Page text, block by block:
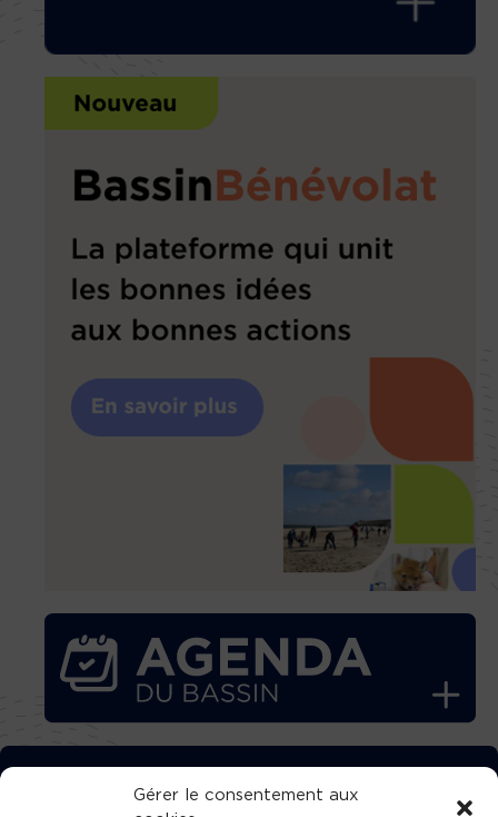
Gérer le consentement aux
TÉLÉCHARGEZ GRATUITEMENT